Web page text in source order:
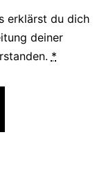
erklärst du dich
deiner
*